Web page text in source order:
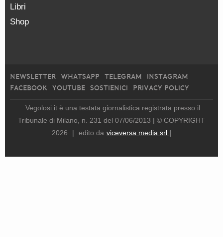
Libri
Shop
NEWSLETTER WHATSAPP TELEGRAM
INSTAGRAM
FACEBOOK
YOUTUBE SOSTIENICI PRIVACY POLICY
Vegolosi.it è una testata giornalistica registrata presso il
Tribunale di Milano, n. 231 del 07/06/2013 | © COPYRIGHT
2026
| edito da viceversa media srl |